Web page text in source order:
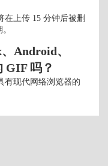
上传 15 分钟后被删
Android、
GIF 吗？
有现代网络浏览器的